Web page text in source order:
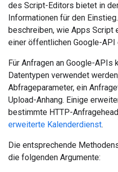
des Script-Editors bietet in
Informationen für den
beschreiben, wie Apps Script
einer öffentlichen Google-API
Für Anfragen an Google-APIs
Datentypen verwendet
Abfrageparameter, ein
Upload-Anhang. Einige
bestimmte HTTP-
erweiterte Kalenderdienst.
Die entsprechende
die folgenden Argumente: